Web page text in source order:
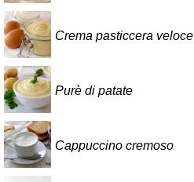
Crema pasticcera veloce
Purè di patate
Cappuccino cremoso